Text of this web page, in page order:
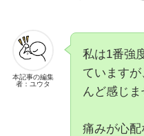
本記事の編集
者：ユウタ
私は1番強
ています
んど感じま
痛みが心配